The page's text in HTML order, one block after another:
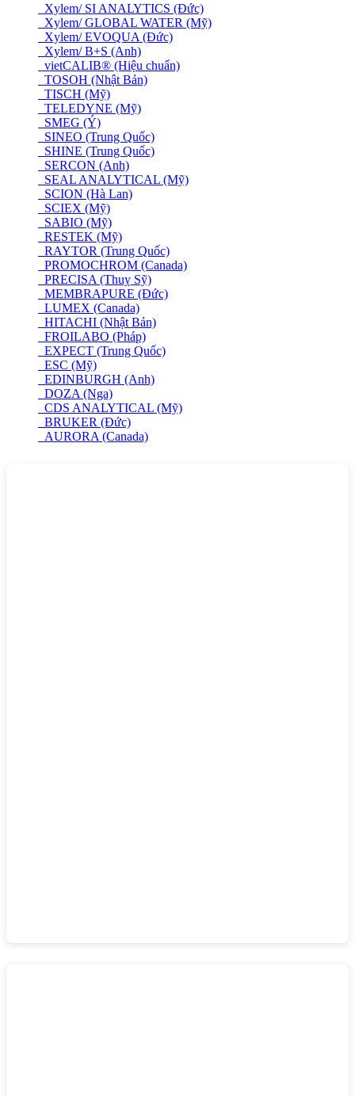
Xylem/ SI ANALYTICS (Đức)
Xylem/ GLOBAL WATER (Mỹ)
Xylem/ EVOQUA (Đức)
Xylem/ B+S (Anh)
vietCALIB® (Hiệu chuẩn)
TOSOH (Nhật Bản)
TISCH (Mỹ)
TELEDYNE (Mỹ)
SMEG (Ý)
SINEO (Trung Quốc)
SHINE (Trung Quốc)
SERCON (Anh)
SEAL ANALYTICAL (Mỹ)
SCION (Hà Lan)
SCIEX (Mỹ)
SABIO (Mỹ)
RESTEK (Mỹ)
RAYTOR (Trung Quốc)
PROMOCHROM (Canada)
PRECISA (Thuỵ Sỹ)
MEMBRAPURE (Đức)
LUMEX (Canada)
HITACHI (Nhật Bản)
FROILABO (Pháp)
EXPECT (Trung Quốc)
ESC (Mỹ)
EDINBURGH (Anh)
DOZA (Nga)
CDS ANALYTICAL (Mỹ)
BRUKER (Đức)
AURORA (Canada)